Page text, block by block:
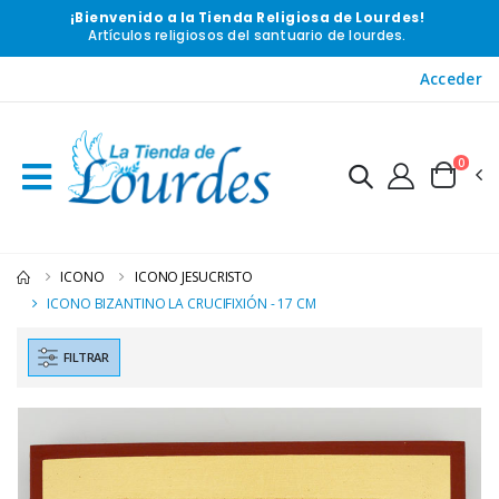
¡Bienvenido a la Tienda Religiosa de Lourdes!
Artículos religiosos del santuario de lourdes.
Acceder
0
ICONO
ICONO JESUCRISTO
ICONO BIZANTINO LA CRUCIFIXIÓN - 17 CM
FILTRAR